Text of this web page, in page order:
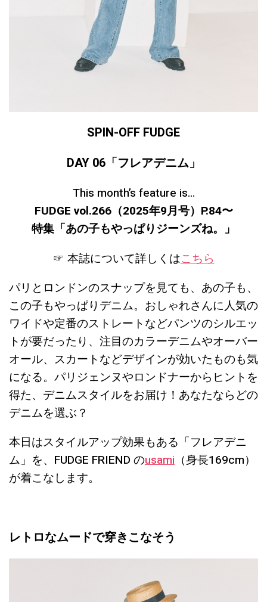
SPIN-OFF FUDGE
DAY 06「フレアデニム」
This month’s feature is…
FUDGE vol.266（2025年9月号）P.84〜
特集「あの子もやっぱりジーンズね。 」
☞ 本誌について詳しくはこちら
パリとロンドンのスナップを見ても、あの子も、
この子もやっぱりデニム。おしゃれさんに人気の
ワイドや定番のストレートなどパンツのシルエッ
トが要だったり、注目のカラーデニムやオーバー
オール、スカートなどデザインが効いたものも気
になる。パリジェンヌやロンドナーからヒントを
得た、デニムスタイルをお届け！あなたならどの
デニムを選ぶ？
本日はスタイルアップ効果もある「フレアデニ
ム」を、FUDGE FRIEND のusami（身長169cm）
が着こなします。
レトロなムードで穿きこなそう